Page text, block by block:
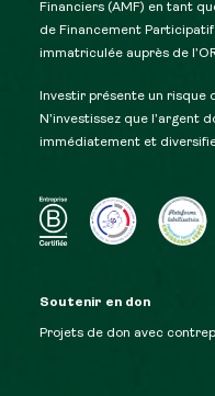
Financiers (AMF) en tant
de Financement
immatriculée auprès de
Investir présente un
N’investissez que l’argent
immédiatement et
Soutenir en don
Projets de don avec